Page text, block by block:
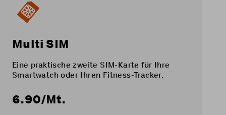
Multi SIM
Eine praktische zweite SIM-Karte für Ihre
Smartwatch oder Ihren Fitness-Tracker.
6.90/Mt.